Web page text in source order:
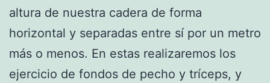
altura de nuestra cadera de forma
horizontal y separadas entre sí por un metro
más o menos. En estas realizaremos los
ejercicio de fondos de pecho y tríceps, y